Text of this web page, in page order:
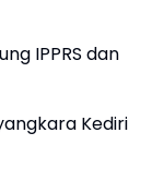
IPPRS dan
Kediri